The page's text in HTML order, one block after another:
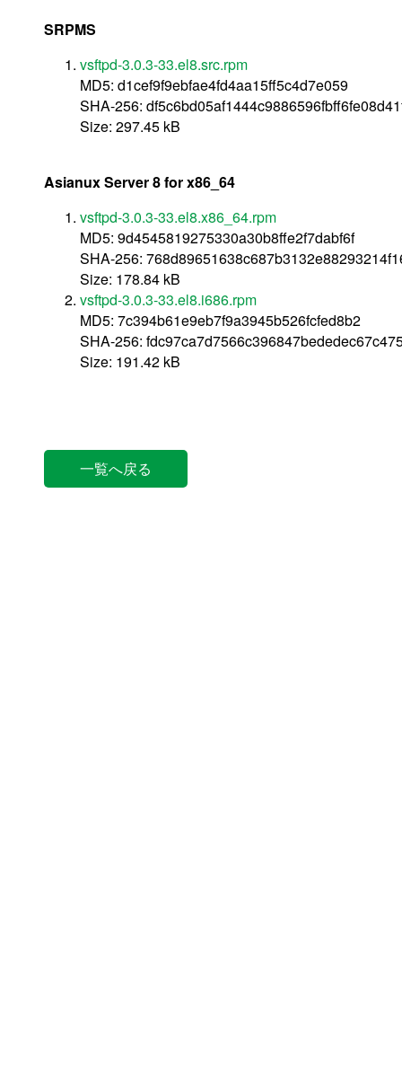
SRPMS
vsftpd-3.0.3-33.el8.src.rpm
MD5: d1cef9f9ebfae4fd4aa15ff5c4d7e059
SHA-256:
Size: 297.45 kB
Asianux Server 8 for x86_64
vsftpd-3.0.3-33.el8.x86_64.rpm
MD5: 9d4545819275330a30b8ffe2f7dabf6f
SHA-256:
Size: 178.84 kB
vsftpd-3.0.3-33.el8.i686.rpm
MD5: 7c394b61e9eb7f9a3945b526fcfed8b2
SHA-256:
Size: 191.42 kB
一覧へ戻る